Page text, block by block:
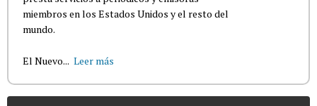
miembros en los Estados Unidos y el resto del
mundo.
El Nuevo... Leer más